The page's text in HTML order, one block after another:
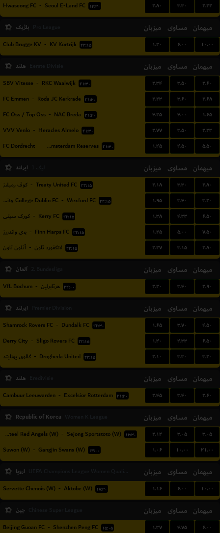
Hwaseong FC - Seoul E-Land FC ۱۴:۳۰ ۲.۸۰ ۳.۳۰ ۲.۲۲
بلژیک میزبان مساوی میهمان
Club Brugge KV - KV Kortrijk ۲۲:۱۵ ۱.۲۰ ۶.۰۰ ۱۰.۰۰
هلند میزبان مساوی میهمان
SBV Vitesse - RKC Waalwijk ۲۱:۳۰ ۲.۳۴ ۳.۵۰ ۲.۶۰
FC Emmen - Roda JC Kerkrade ۲۱:۳۰ ۲.۲۳ ۳.۶۰ ۲.۶۸
FC Oss / Top Oss - NAC Breda ۲۱:۳۰ ۴.۲۵ ۴.۰۰ ۱.۶۵
VVV Venlo - Heracles Almelo ۲۱:۳۰ ۲.۷۷ ۳.۵۰ ۲.۲۳
FC Dordrecht - Ajax Amsterdam Reserves ۲۱:۳۰ ۱.۴۵ ۴.۵۰ ۵.۵۰
ایرلند میزبان مساوی میهمان
کوف رمبلرز - Treaty United FC ۲۲:۱۵ ۲.۱۸ ۳.۳۰ ۲.۸۰
University College Dublin FC - Wexford FC ۲۲:۱۵ ۱.۹۵ ۳.۴۰ ۳.۲۰
کورک سیتی - Kerry FC ۲۲:۱۵ ۱.۳۸ ۴.۳۳ ۶.۵۰
بری واندررز - Finn Harps FC ۲۲:۱۵ ۱.۲۵ ۵.۰۰ ۷.۵۰
آتلون تاون - لانگفورد تاون ۲۲:۱۵ ۲.۲۷ ۳.۱۵ ۲.۸۰
آلمان میزبان مساوی میهمان
VfL Bochum - هرتابرلین ۲۲:۰۰ ۲.۲۰ ۳.۴۰ ۲.۹۰
ایرلند میزبان مساوی میهمان
Shamrock Rovers FC - Dundalk FC ۲۲:۳۰ ۱.۶۵ ۳.۷۰ ۴.۵۰
Derry City - Sligo Rovers FC ۲۲:۱۵ ۱.۴۰ ۴.۳۳ ۶.۵۰
گالوی یونایتد - Drogheda United ۲۲:۱۵ ۲.۱۰ ۳.۳۰ ۳.۲۰
هلند میزبان مساوی میهمان
Cambuur Leeuwarden - Excelsior Rotterdam ۲۱:۳۰ ۲.۴۵ ۳.۴۰ ۲.۶۰
Republic of Korea میزبان مساوی میهمان
Incheon Hyundai Steel Red Angels (W) - Sejong Sportstoto (W) ۱۳:۳۰ ۲.۱۲ ۳.۰۵ ۳.۰۵
Suwon (W) - Gangjin Swans (W) ۱۴:۰۰ ۱.۰۶ ۱۰.۰۰ ۲۱.۰۰
اروپا میزبان مساوی میهمان
Servette Chenois (W) - Aktobe (W) ۱۷:۳۰ ۱.۱۶ ۶.۰۰ ۱۰.۰۰
چین میزبان مساوی میهمان
Beijing Guoan FC - Shenzhen Peng FC ۱۵:۰۵ ۱.۳۷ ۴.۷۵ ۶.۰۰